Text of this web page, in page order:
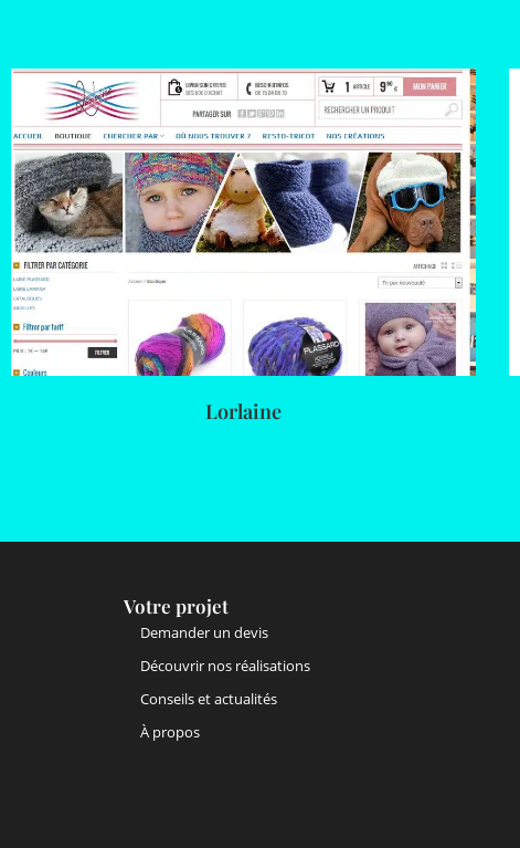
Lorlaine
Votre projet
Demander un devis
Découvrir nos réalisations
Conseils et actualités
À propos